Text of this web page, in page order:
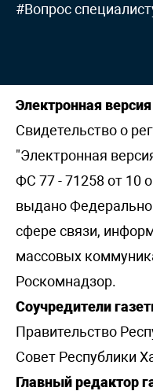
#Вопрос
Электронная
Свидетельство о
"Электронная
ФС 77 - 71258 от 10
выдано
сфере связи,
массовых
Роскомнадзор.
Соучредители
Правительство
Совет Республики
Главный редактор